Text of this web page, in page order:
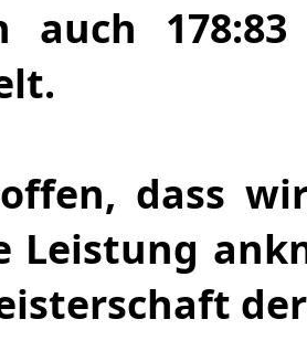
auch
dass
Leistung